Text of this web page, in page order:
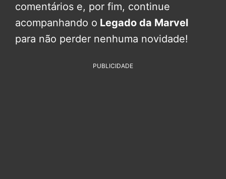
comentários e, por fim, continue
acompanhando o Legado da Marvel
para não perder nenhuma novidade!
PUBLICIDADE